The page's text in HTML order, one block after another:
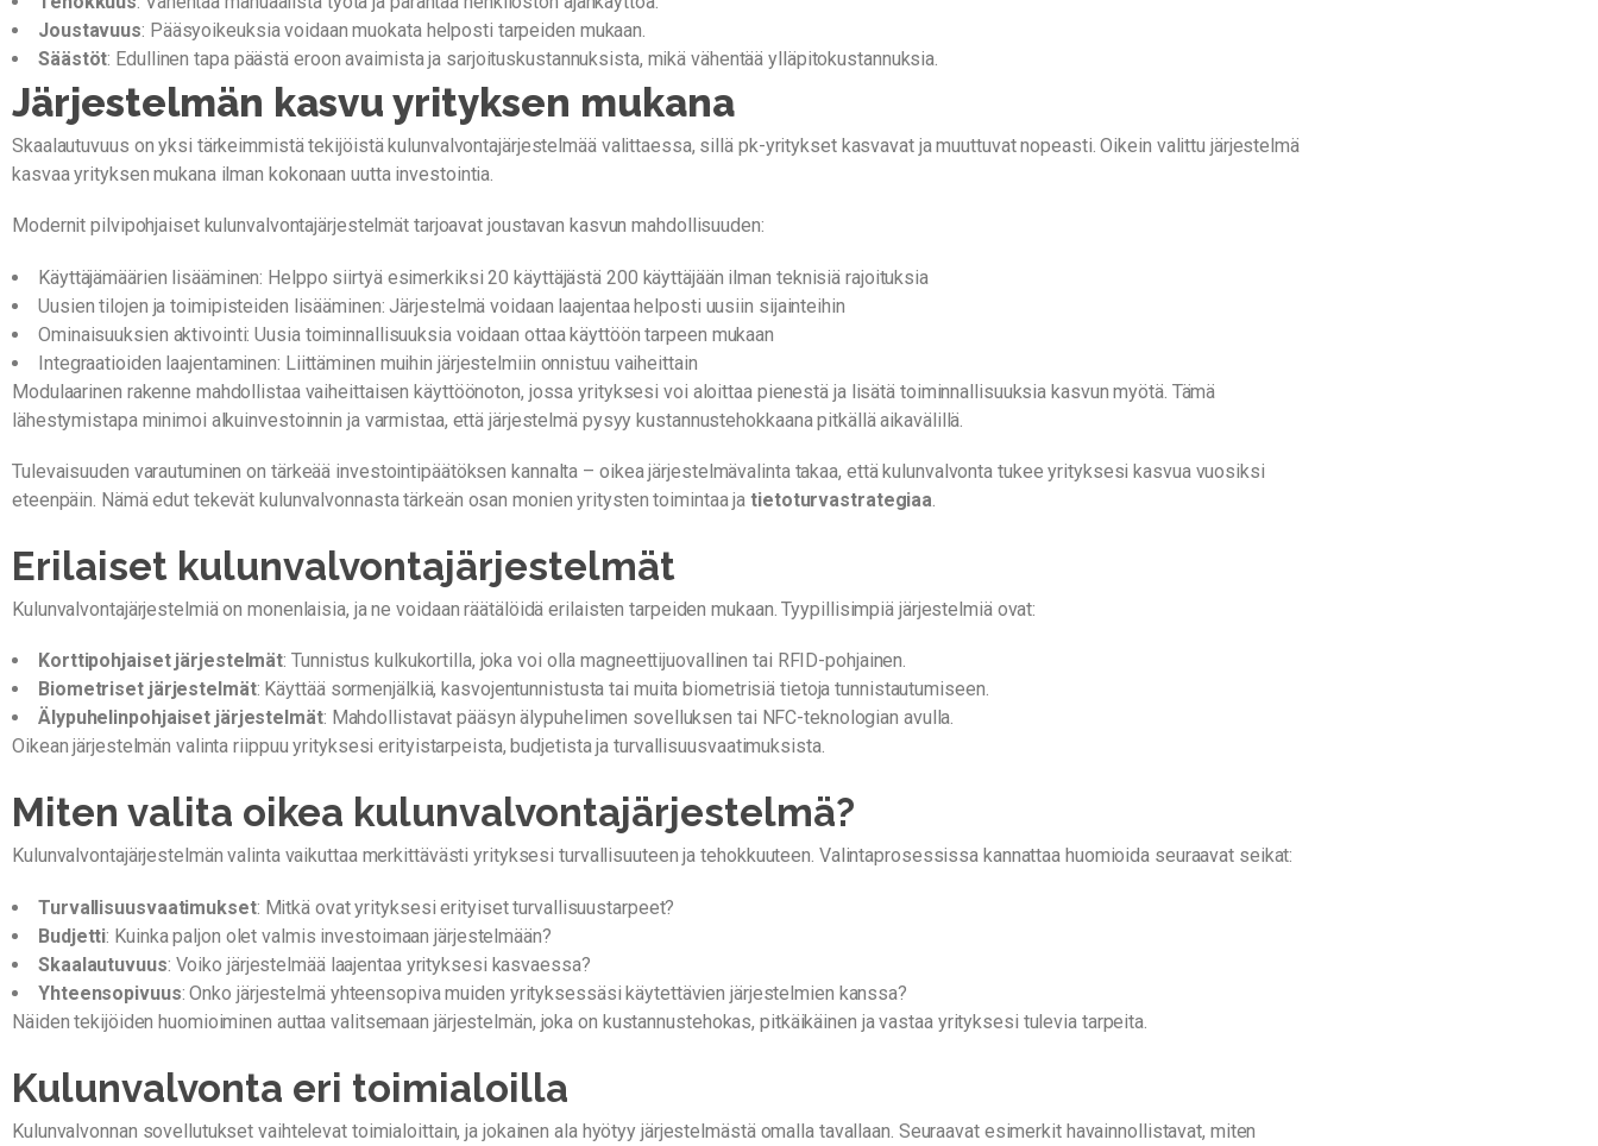
Joustavuus: Pääsyoikeuksia voidaan muokata helposti tarpeiden mukaan.
Säästöt: Edullinen tapa päästä eroon avaimista ja sarjoituskustannuksista, mikä vähentää ylläpitokustannuksia.
Järjestelmän kasvu yrityksen mukana
Skaalautuvuus on yksi tärkeimmistä tekijöistä kulunvalvontajärjestelmää valittaessa, sillä pk-yritykset kasvavat ja muuttuvat nopeasti. Oikein valittu järjestelmä
kasvaa yrityksen mukana ilman kokonaan uutta investointia.
Modernit pilvipohjaiset kulunvalvontajärjestelmät tarjoavat joustavan kasvun mahdollisuuden:
Käyttäjämäärien lisääminen: Helppo siirtyä esimerkiksi 20 käyttäjästä 200 käyttäjään ilman teknisiä rajoituksia
Uusien tilojen ja toimipisteiden lisääminen: Järjestelmä voidaan laajentaa helposti uusiin sijainteihin
Ominaisuuksien aktivointi: Uusia toiminnallisuuksia voidaan ottaa käyttöön tarpeen mukaan
Integraatioiden laajentaminen: Liittäminen muihin järjestelmiin onnistuu vaiheittain
Modulaarinen rakenne mahdollistaa vaiheittaisen käyttöönoton, jossa yrityksesi voi aloittaa pienestä ja lisätä toiminnallisuuksia kasvun myötä. Tämä
lähestymistapa minimoi alkuinvestoinnin ja varmistaa, että järjestelmä pysyy kustannustehokkaana pitkällä aikavälillä.
Tulevaisuuden varautuminen on tärkeää investointipäätöksen kannalta – oikea järjestelmävalinta takaa, että kulunvalvonta tukee yrityksesi kasvua vuosiksi
eteenpäin. Nämä edut tekevät kulunvalvonnasta tärkeän osan monien yritysten toimintaa jatietoturvastrategiaa
Erilaiset kulunvalvontajärjestelmät
Kulunvalvontajärjestelmiä on monenlaisia, ja ne voidaan räätälöidä erilaisten tarpeiden mukaan. Tyypillisimpiä järjestelmiä ovat:
Korttipohjaiset järjestelmät: Tunnistus kulkukortilla, joka voi olla magneettijuovallinen tai RFID-pohjainen.
Biometriset järjestelmät: Käyttää sormenjälkiä, kasvojentunnistusta tai muita biometrisiä tietoja tunnistautumiseen.
Älypuhelinpohjaiset järjestelmät: Mahdollistavat pääsyn älypuhelimen sovelluksen tai NFC-teknologian avulla.
Oikean järjestelmän valinta riippuu yrityksesi erityistarpeista, budjetista ja turvallisuusvaatimuksista.
Miten valita oikea kulunvalvontajärjestelmä?
Kulunvalvontajärjestelmän valinta vaikuttaa merkittävästi yrityksesi turvallisuuteen ja tehokkuuteen. Valintaprosessissa kannattaa huomioida seuraavat seikat:
Turvallisuusvaatimukset: Mitkä ovat yrityksesi erityiset turvallisuustarpeet?
Budjetti: Kuinka paljon olet valmis investoimaan järjestelmään?
Skaalautuvuus: Voiko järjestelmää laajentaa yrityksesi kasvaessa?
Yhteensopivuus: Onko järjestelmä yhteensopiva muiden yrityksessäsi käytettävien järjestelmien kanssa?
Näiden tekijöiden huomioiminen auttaa valitsemaan järjestelmän, joka on kustannustehokas, pitkäikäinen ja vastaa yrityksesi tulevia tarpeita.
Kulunvalvonta eri toimialoilla
Kulunvalvonnan sovellutukset vaihtelevat toimialoittain, ja jokainen ala hyötyy järjestelmästä omalla tavallaan. Seuraavat esimerkit havainnollistavat, miten